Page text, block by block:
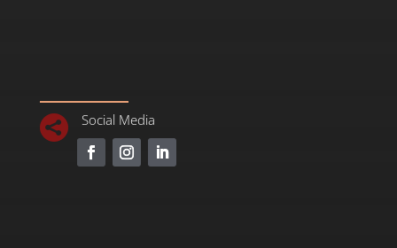
 Social Media